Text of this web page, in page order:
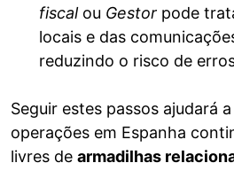
fiscalou Gestor pode
locais e das
reduzindo o risco de
Seguir estes passos ajudará
operações em Espanha
livres de armadilhas